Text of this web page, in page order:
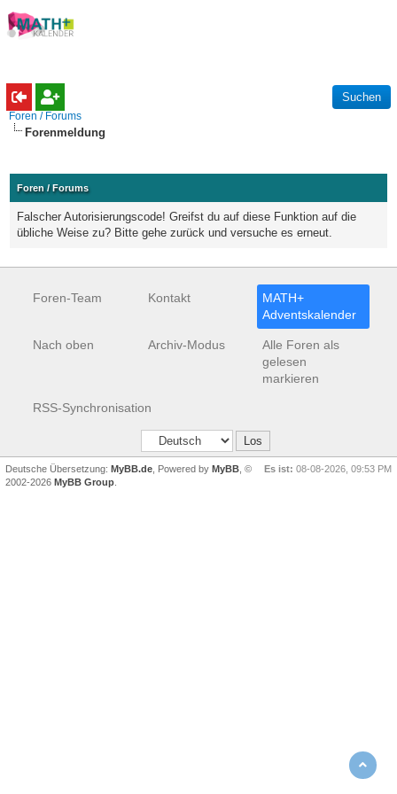
Foren / Forums
Forenmeldung
Foren / Forums
Falscher Autorisierungscode! Greifst du auf diese Funktion auf die
übliche Weise zu? Bitte gehe zurück und versuche es erneut.
Foren-Team Kontakt
MATH+
Adventskalender
Nach oben Archiv-Modus
Alle Foren als
gelesen
markieren
RSS-Synchronisation
Es ist: 08-08-2026, 09:53 PM
Deutsche Übersetzung: MyBB.de , Powered by MyBB , ©
2002-2026 MyBB Group